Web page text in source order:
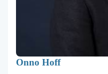
Onno Hoff